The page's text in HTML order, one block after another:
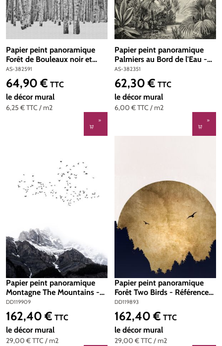
Papier peint panoramique
Forêt de Bouleaux noir et
blanc - The Wall d'A.S.
Création | Réf. AS-382591
AS-382591
6,25 €TTC / m2
Prix régulier :
64,90 € TTC
le décor mural
Papier peint panoramique
Palmiers au Bord de l'Eau -
The Wall d'A.S. Création | Réf.
AS-382351
AS-382351
6,00 €TTC / m2
Prix régulier :
62,30 € TTC
le décor mural
Papier peint panoramique
Montagne The Mountains -
Référence DD119909 -
Intissé 200g/m2 - Standard
200 x 280
DD119909
29,00 €TTC / m2
Prix régulier :
162,40 € TTC
le décor mural
Papier peint panoramique
Forêt Two Birds - Référence
DD119893 - Intissé 200g/m2
- Standard 200 x 280
DD119893
29,00 €TTC / m2
Prix régulier :
162,40 € TTC
le décor mural